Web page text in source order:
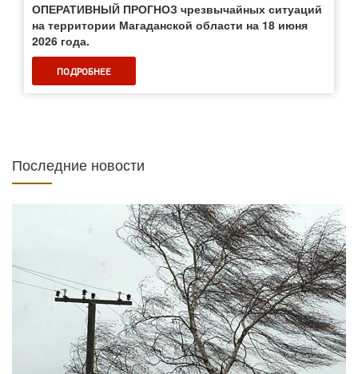
ОПЕРАТИВНЫЙ ПРОГНОЗ чрезвычайных ситуаций
на территории Магаданской области на 18 июня
2026 года.
ПОДРОБНЕЕ
Последние новости